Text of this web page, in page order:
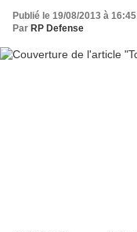
Publié le 19/08/2013 à 16:45
Par RP Defense